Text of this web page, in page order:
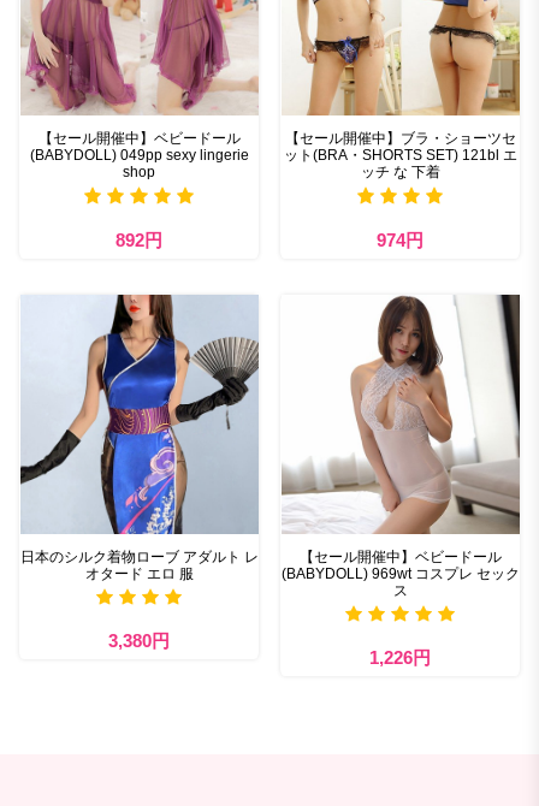
【セール開催中】ベビードール
(BABYDOLL) 049pp sexy lingerie
shop
892円
【セール開催中】ブラ・ショーツセ
ット(BRA・SHORTS SET) 121bl エ
ッチ な 下着
974円
日本のシルク着物ローブ アダルト レ
オタード エロ 服
3,380円
【セール開催中】ベビードール
(BABYDOLL) 969wt コスプレ セック
ス
1,226円